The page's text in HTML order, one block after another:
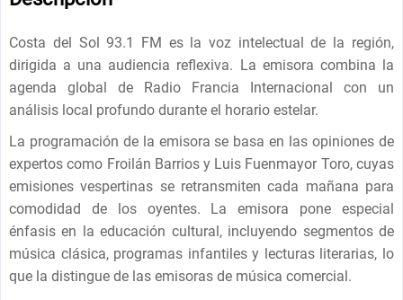
Costa del Sol 93.1 FM es la voz intelectual de la región,
dirigida a una audiencia reflexiva. La emisora ​​combina la
agenda global de Radio Francia Internacional con un
análisis local profundo durante el horario estelar.
La programación de la emisora ​​se basa en las opiniones de
expertos como Froilán Barrios y Luis Fuenmayor Toro, cuyas
emisiones vespertinas se retransmiten cada mañana para
comodidad de los oyentes. La emisora ​​pone especial
énfasis en la educación cultural, incluyendo segmentos de
música clásica, programas infantiles y lecturas literarias, lo
que la distingue de las emisoras de música comercial.